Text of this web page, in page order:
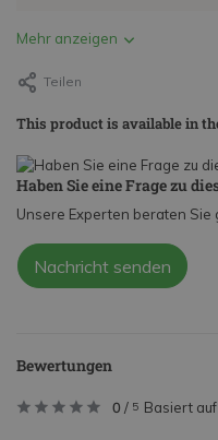
Mehr anzeigen
Teilen
This product is available in
Haben Sie eine Frage zu
Unsere Experten beraten Sie
Nachricht senden
Bewertungen
0 / 5 Basiert